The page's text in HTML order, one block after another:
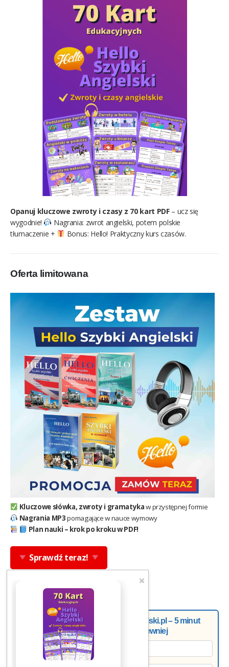
Opanuj kluczowe zwroty i czasy z 70 kart PDF– ucz się
wygodnie!
Nagrania: zwrot angielski, potem polskie
tłumaczenie +
Bonus: Hello! Praktyczny kurs czasów.
Oferta limitowana
Kluczowe słówka, zwroty i gramatykaw przystępnej formie
Nagrania MP3pomagające w nauce wymowy
Plan nauki – krok po kroku w PDF!
Sprawdź teraz!
Newsletter od Doroty z Helloangielski.pl – 5 minut
tygodniowo, a mówisz pewniej